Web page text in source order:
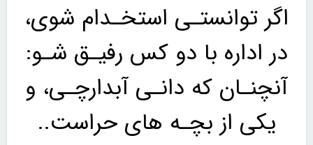
اگر توانستـی استخـدام شوی،
در اداره با دو کس رفیـق شـو:
آنچنـان که دانـی آبدارچـی، و
یکی از بچـه های حراست..